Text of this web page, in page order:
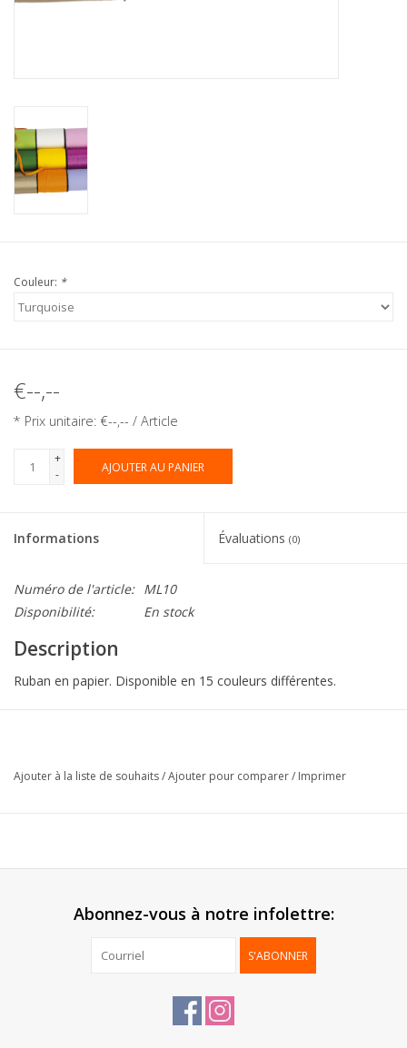
Catalogue: boîtes de luxe
Couleur: *
€--,--
* Prix unitaire: €--,-- / Article
+
-
AJOUTER AU PANIER
Informations Évaluations (0)
Numéro de l'article: ML10
Disponibilité:
En stock
Description
Ruban en papier. Disponible en 15 couleurs différentes.
Format:
10mmx250m
Ajouter à la liste de souhaits/Ajouter pour comparer/ Imprimer
Abonnez-vous à notre infolettre:
S'ABONNER